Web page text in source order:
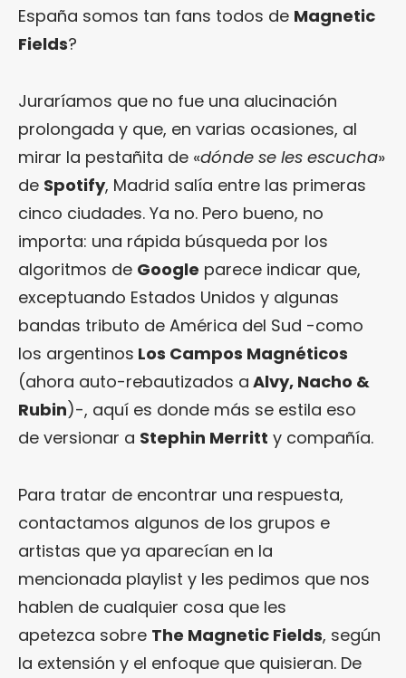
España somos tan fans todos de Magnetic
Fields?
Juraríamos que no fue una alucinación
prolongada y que, en varias ocasiones, al
mirar la pestañita de «dónde se les escucha»
de Spotify, Madrid salía entre las primeras
cinco ciudades. Ya no. Pero bueno, no
importa: una rápida búsqueda por los
algoritmos de Google parece indicar que,
exceptuando Estados Unidos y algunas
bandas tributo de América del Sud -como
los argentinos Los Campos Magnéticos
(ahora auto-rebautizados a Alvy, Nacho &
Rubin)-, aquí es donde más se estila eso
de versionar a Stephin Merritt y compañía.
Para tratar de encontrar una respuesta,
contactamos algunos de los grupos e
artistas que ya aparecían en la
mencionada playlist y les pedimos que nos
hablen de cualquier cosa que les
apetezca sobre The Magnetic Fields, según
la extensión y el enfoque que quisieran. De